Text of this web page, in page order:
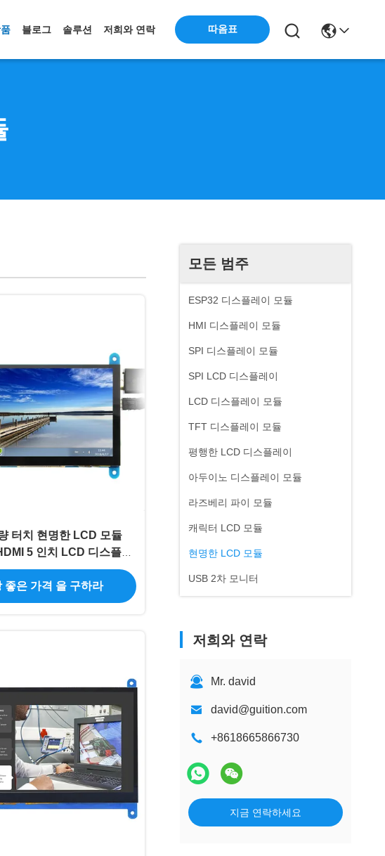
블로그 솔루션 저희와 연락 따옴표
모든 범주
ESP32 디스플레이 모듈
HMI 디스플레이 모듈
SPI 디스플레이 모듈
SPI LCD 디스플레이
LCD 디스플레이 모듈
TFT 디스플레이 모듈
평행한 LCD 디스플레이
아두이노 디스플레이 모듈
라즈베리 파이 모듈
캐릭터 LCD 모듈
현명한 LCD 모듈
USB 2차 모니터
저희와 연락
Mr. david
david@guition.com
+8618665866730
지금 연락하세요
터치 현명한 LCD 모듈
5 인치 LCD 디스플레
이 모듈
좋은 가격 을 구하라